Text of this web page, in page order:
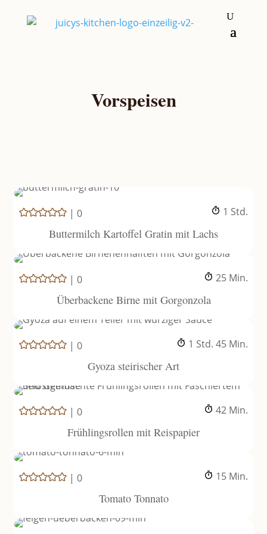
Vorspeisen
|0 1 Stunde
Std.
Buttermilch Kartoffel Gratin mit Lachs
|0 25Minuten
Min.
Überbackene Birne mit Gorgonzola
|0 1 Stunde
Std. 45Minuten
Min.
Gyoza steirischer Art
|0 42Minuten
Min.
Frühlingsrollen mit Reispapier
|0 15Minuten
Min.
Tomato Tonnato